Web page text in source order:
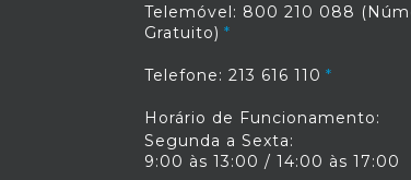
Telemóvel: 800 210 088
Gratuito)
Telefone: 213 616 110
Horário de Funcionamento:
Segunda a Sexta:
9:00 às 13:00 / 14:00 às 17:00